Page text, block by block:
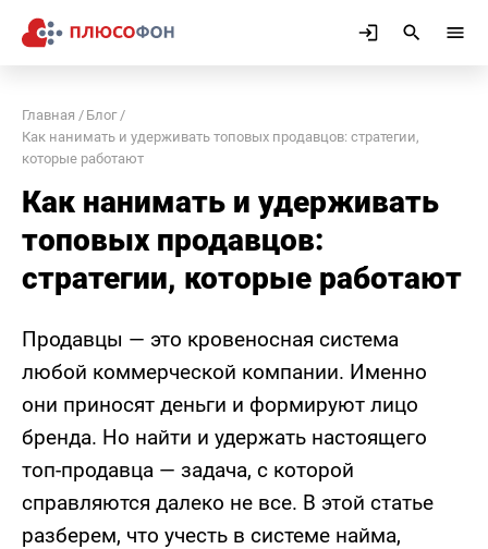
Главная
Блог
Как нанимать и удерживать топовых продавцов: стратегии,
которые работают
Как нанимать и удерживать
топовых продавцов:
стратегии, которые работают
Продавцы — это кровеносная система
любой коммерческой компании. Именно
они приносят деньги и формируют лицо
бренда. Но найти и удержать настоящего
топ-продавца — задача, с которой
справляются далеко не все. В этой статье
разберем, что учесть в системе найма,